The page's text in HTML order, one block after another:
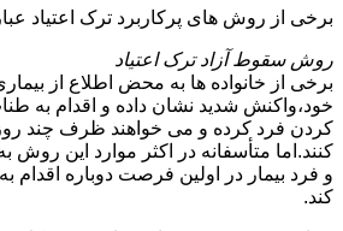
برخی از روش های پرکاربرد ترک اعتیاد
روش سقوط آزاد ترک اعتیاد
برخی از خانواده ها به محض اطلاع از
خود،واکنش شدید نشان داده و اقدام به
کردن فرد کرده و می خواهند ظرف چند روز
کنند.اما متأسفانه در اکثر موارد این
و فرد بیمار در اولین فرصت دوباره
کند.